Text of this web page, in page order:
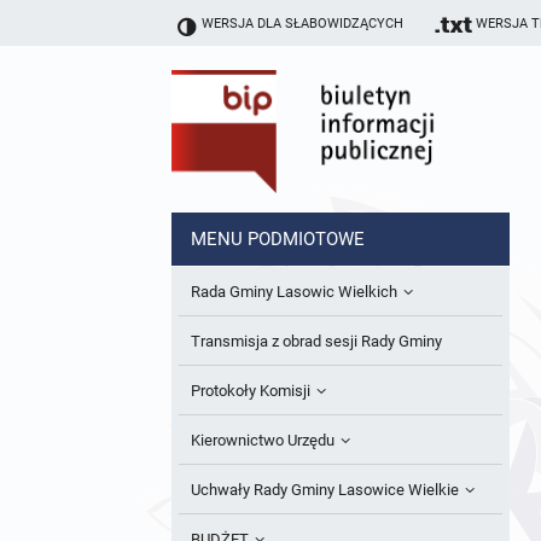
WERSJA DLA SŁABOWIDZĄCYCH WERSJA
MENU PODMIOTOWE
Rada Gminy Lasowic Wielkich
Sesje Rady Gminy
Skład Rady Gminy
Interpelacje i Zapytania Radnych
Komisje Rady Gminy i informacja o
Transmisja z obrad sesji Rady Gminy
Protokoły Komisji
Komisja Budżetu i Finansów
Komisja Oświatowa
Kierownictwo Urzędu
Wójt
Uchwały Rady Gminy Lasowice Wielkie